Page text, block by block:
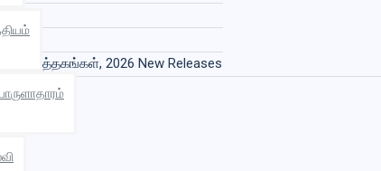
புத்தகங்கள், 2026 New Releases